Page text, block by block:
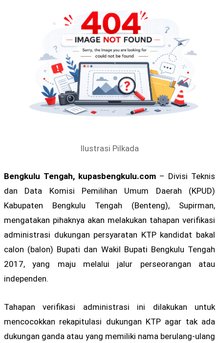
Ilustrasi Pilkada
Bengkulu Tengah, kupasbengkulu.com – Divisi Teknis
dan Data Komisi Pemilihan Umum Daerah (KPUD)
Kabupaten Bengkulu Tengah (Benteng), Supirman,
mengatakan pihaknya akan melakukan tahapan verifikasi
administrasi dukungan persyaratan KTP kandidat bakal
calon (balon) Bupati dan Wakil Bupati Bengkulu Tengah
2017, yang maju melalui jalur perseorangan atau
independen.
Tahapan verifikasi administrasi ini dilakukan untuk
mencocokkan rekapitulasi dukungan KTP agar tak ada
dukungan ganda atau yang memiliki nama berulang-ulang